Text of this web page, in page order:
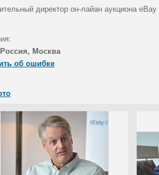
директор он-лайан аукциона
Россия, Москва
об ошибке